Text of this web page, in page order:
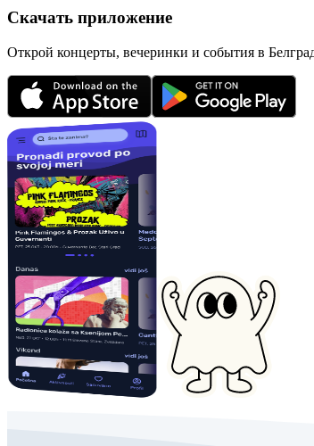
Скачать приложение
Открой концерты, вечеринки и события в